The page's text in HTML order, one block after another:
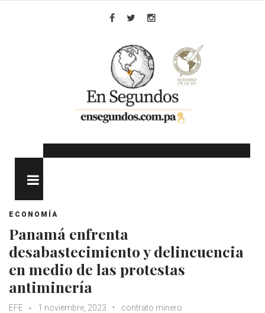
ECONOMÍA
Panamá enfrenta
desabastecimiento y delincuencia
en medio de las protestas
antiminería
EFE 1 noviembre, 2023
contrato minero